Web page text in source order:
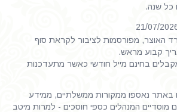
כל שנה.
האוצר, מפורסמות לציבור לקראת סוף
קבוע מראש.
בחינם מייל חודשי כאשר מתעדכנות
באתר נאספו ממקורות ממשלתיים, ממידע
מוסדיים המנהלים כספי חוסכים - למרות מיטב